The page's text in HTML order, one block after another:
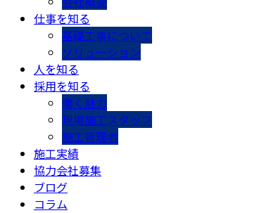
仕事を知る
基礎工事について
ソリューション
人を知る
採用を知る
働く魅力
現場施工スタッフ
施工管理者
施工実績
協力会社募集
ブログ
コラム